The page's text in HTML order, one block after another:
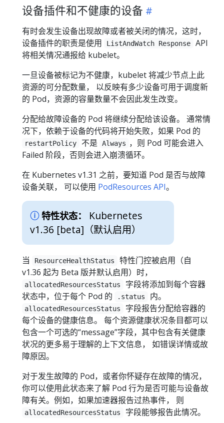
设备插件和不健康的设备
有时会发生设备出现故障或者被关闭的情况，这时，
设备插件的职责是使用
ListAndWatch Response
API
将相关情况通报给 kubelet。
一旦设备被标记为不健康，kubelet 将减少节点上此
资源的可分配数量， 以反映有多少设备可用于调度新
的 Pod，资源的容量数量不会因此发生改变。
分配给故障设备的 Pod 将继续分配给该设备。 通常情
况下，依赖于设备的代码将开始失败，如果 Pod 的
restartPolicy 不是 Always ，则 Pod 可能会进入
Failed 阶段，否则会进入崩溃循环。
在 Kubernetes v1.31 之前，要知道 Pod 是否与故障
设备关联， 可以使用 PodResources API。
特性状态：
Kubernetes
v1.36 [beta] （默认启用）
当 ResourceHealthStatus
特性门控被启用（自
v1.36 起为 Beta 版并默认启用）时，
allocatedResourcesStatus
字段将添加到每个容器
状态中，位于每个 Pod 的
.status 内。
allocatedResourcesStatus
字段报告分配给容器的
每个设备的健康信息。 每个资源健康状况条目都可以
包含一个可选的“message”字段，其中包含有关健康
状况的更多易于理解的上下文信息， 如错误详情或故
障原因。
对于发生故障的 Pod，或者你怀疑存在故障的情况，
你可以使用此状态来了解 Pod 行为是否可能与设备故
障有关。例如，如果加速器报告过热事件， 则
allocatedResourcesStatus 字段能够报告此情况。